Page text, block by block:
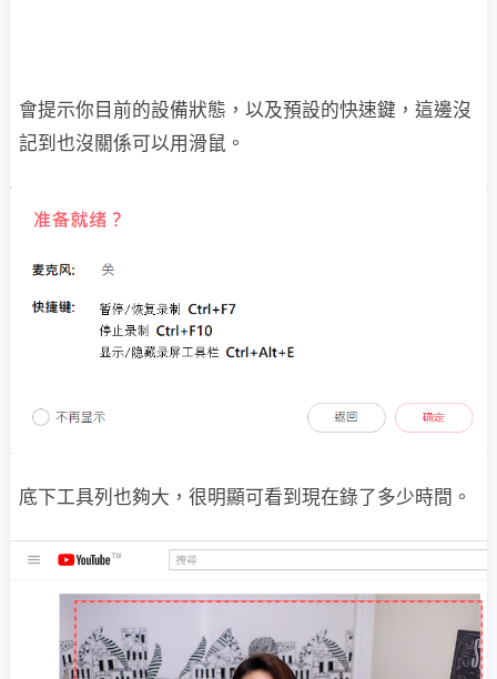
會提示你目前的設備狀態，以及預設的快速鍵，這邊沒
記到也沒關係可以用滑鼠。
底下工具列也夠大，很明顯可看到現在錄了多少時間。